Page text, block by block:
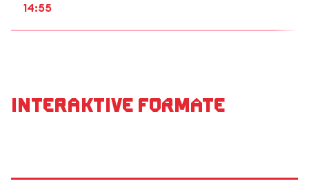
14:55
Interaktive Formate